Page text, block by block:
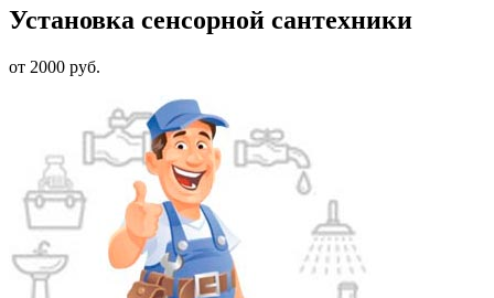
Установка сенсорной сантехники
от 2000 руб.